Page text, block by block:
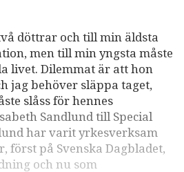
döttrar och till min äldsta
men till min yngsta måste
livet. Dilemmat är att hon
jag behöver släppa taget,
slåss för hennes
Sandlund till Special
har varit yrkesverksam
först på Svenska Dagbladet,
och nu som